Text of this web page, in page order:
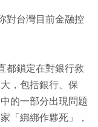
對台灣目前金融控
都鎖定在對銀行救
，包括銀行、保
的一部分出現問題
「綁綁作夥死」，